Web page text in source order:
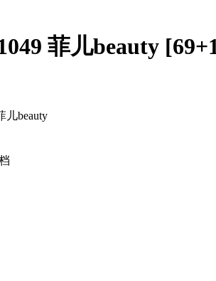
菲儿beauty
儿beauty